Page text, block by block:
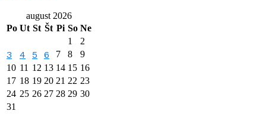
august 2026
Po Ut St Št Pi So Ne
1
2
3 4 5 6 7 8
9
10 11 12 13 14 15 16
17 18 19 20 21 22 23
24 25 26 27 28 29 30
31